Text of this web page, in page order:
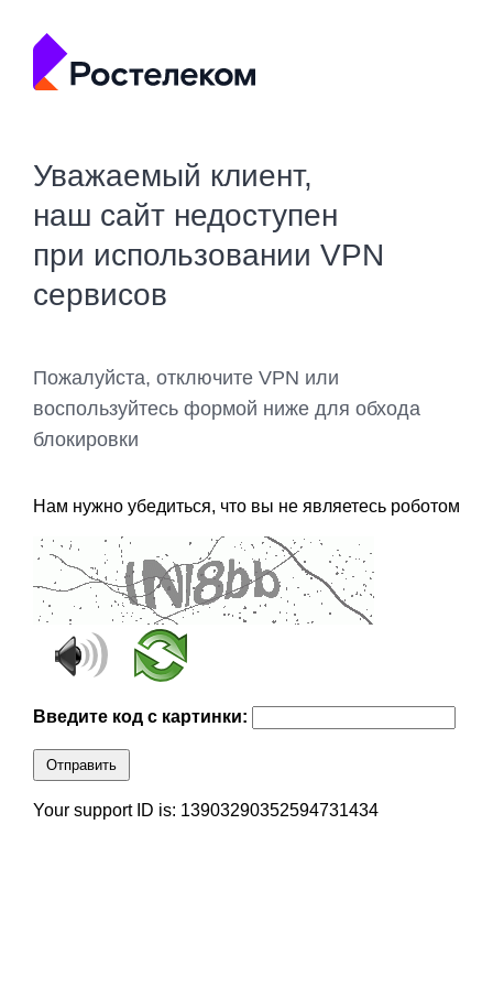
Уважаемый клиент,
наш сайт недоступен
при использовании VPN
сервисов
Пожалуйста, отключите VPN или
воспользуйтесь формой ниже для обхода
блокировки
Нам нужно убедиться, что вы не являетесь роботом
Введите код с картинки:
Отправить
Your support ID is: 13903290352594731434